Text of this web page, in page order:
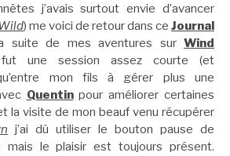
j’avais surtout envie d’avancer
) me voici de retour dans ce Journal
suite de mes aventures sur Wind
une session assez courte (et
mon fils à gérer plus une
Quentinpour améliorer certaines
la visite de mon beauf venu récupérer
j’ai dû utiliser le bouton pause de
mais le plaisir est toujours présent.